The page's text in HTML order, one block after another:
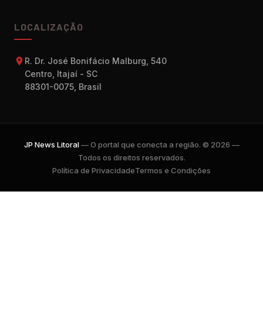
LOCALIZAÇÃO
R. Dr. José Bonifácio Malburg, 540
Centro, Itajaí - SC
88301-0075, Brasil
JP News Litoral— O portal que conecta a região. © 2026 —
Todos os direitos reservados.
Política de PrivacidadeTermos e Condições